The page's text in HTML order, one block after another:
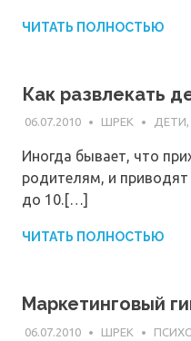
ЧИТАТЬ ПОЛНОСТЬЮ
Как развлекать
06.07.2010 ШРЕК
Иногда бывает, что
родителям, и приводят
до 10.[…]
ЧИТАТЬ ПОЛНОСТЬЮ
Маркетинговый
06.07.2010 ШРЕК